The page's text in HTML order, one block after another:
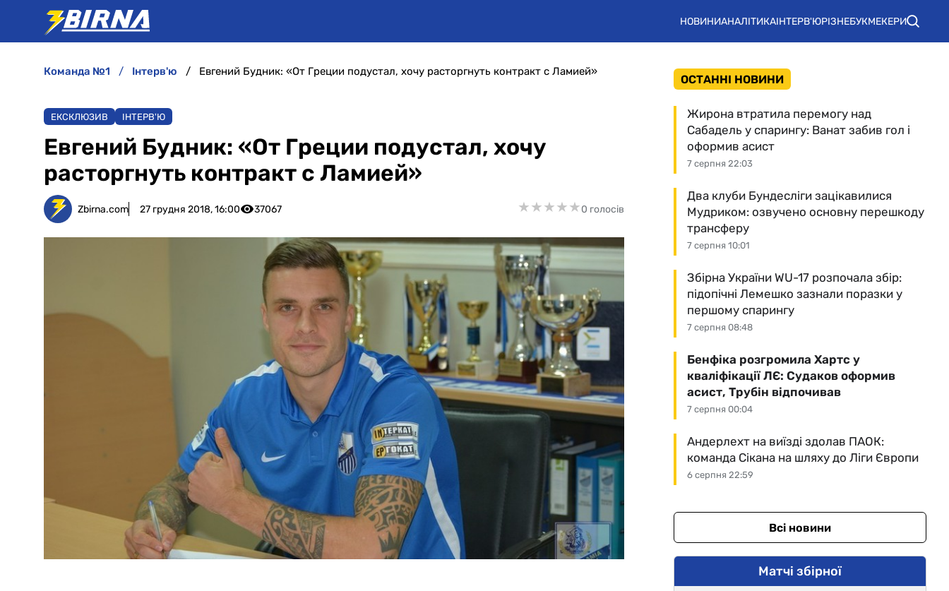
НОВИНИАНАЛІТИКАІНТЕРВ'ЮРІЗНЕБУКМЕКЕРИ
команда №1 інтерв'ю Евгений Будник: «От Греции подустал, хочу расторгнуть контракт с Ламией»
ЕКСКЛЮЗИВ ІНТЕРВ'Ю
Евгений Будник: «От Греции подустал, хочу
расторгнуть контракт с Ламией»
Zbirna.com 27 грудня 2018, 16:00 37067 ★★★★★
★★★★★0 голосів
ОСТАННІ НОВИНИ
7 серпня 22:03
Жирона втратила перемогу над
Сабадель у спарингу: Ванат забив гол і
оформив асист
7 серпня 10:01
Два клуби Бундесліги зацікавилися
Мудриком: озвучено основну перешкоду
трансферу
7 серпня 08:48
Збірна України WU-17 розпочала збір:
підопічні Лемешко зазнали поразки у
першому спарингу
7 серпня 00:04
Бенфіка розгромила Хартс у
кваліфікації ЛЄ: Судаков оформив
асист, Трубін відпочивав
6 серпня 22:59
Андерлехт на виїзді здолав ПАОК:
команда Сікана на шляху до Ліги Європи
Всі новини
Матчі збірної